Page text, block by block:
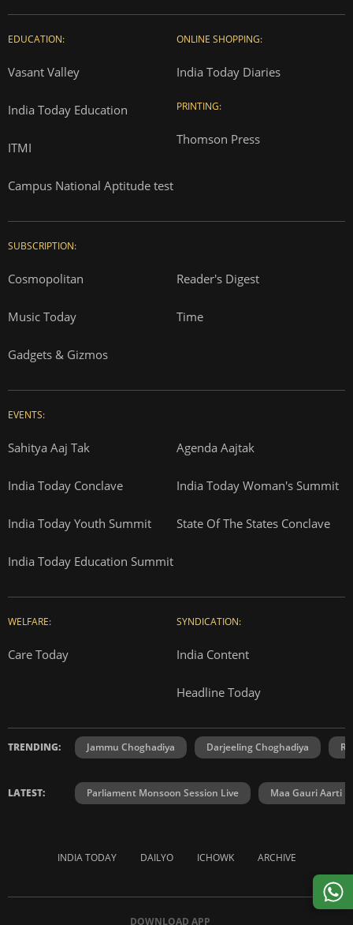
EDUCATION:
Vasant Valley
India Today Education
ITMI
Campus National Aptitude test
ONLINE SHOPPING:
India Today Diaries
PRINTING:
Thomson Press
SUBSCRIPTION:
Cosmopolitan Reader's Digest
Music Today Time
Gadgets & Gizmos
EVENTS:
Sahitya Aaj Tak Agenda Aajtak
India Today Conclave India Today Woman's Summit
India Today Youth Summit State Of The States Conclave
India Today Education Summit
WELFARE:
Care Today
SYNDICATION:
India Content
Headline Today
TRENDING: Jammu Choghadiya Darjeeling Choghadiya
LATEST: Parliament Monsoon Session Live Maa Gauri Aarti
INDIA TODAY DAILYO ICHOWK ARCHIVE
DOWNLOAD APP